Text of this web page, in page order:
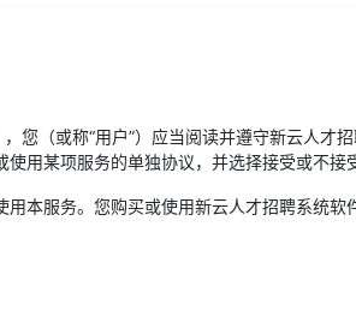
您（或称“用户”）应当阅读并遵守新云人
用某项服务的单独协议，并选择接受或不接
本服务。您购买或使用新云人才招聘系统软